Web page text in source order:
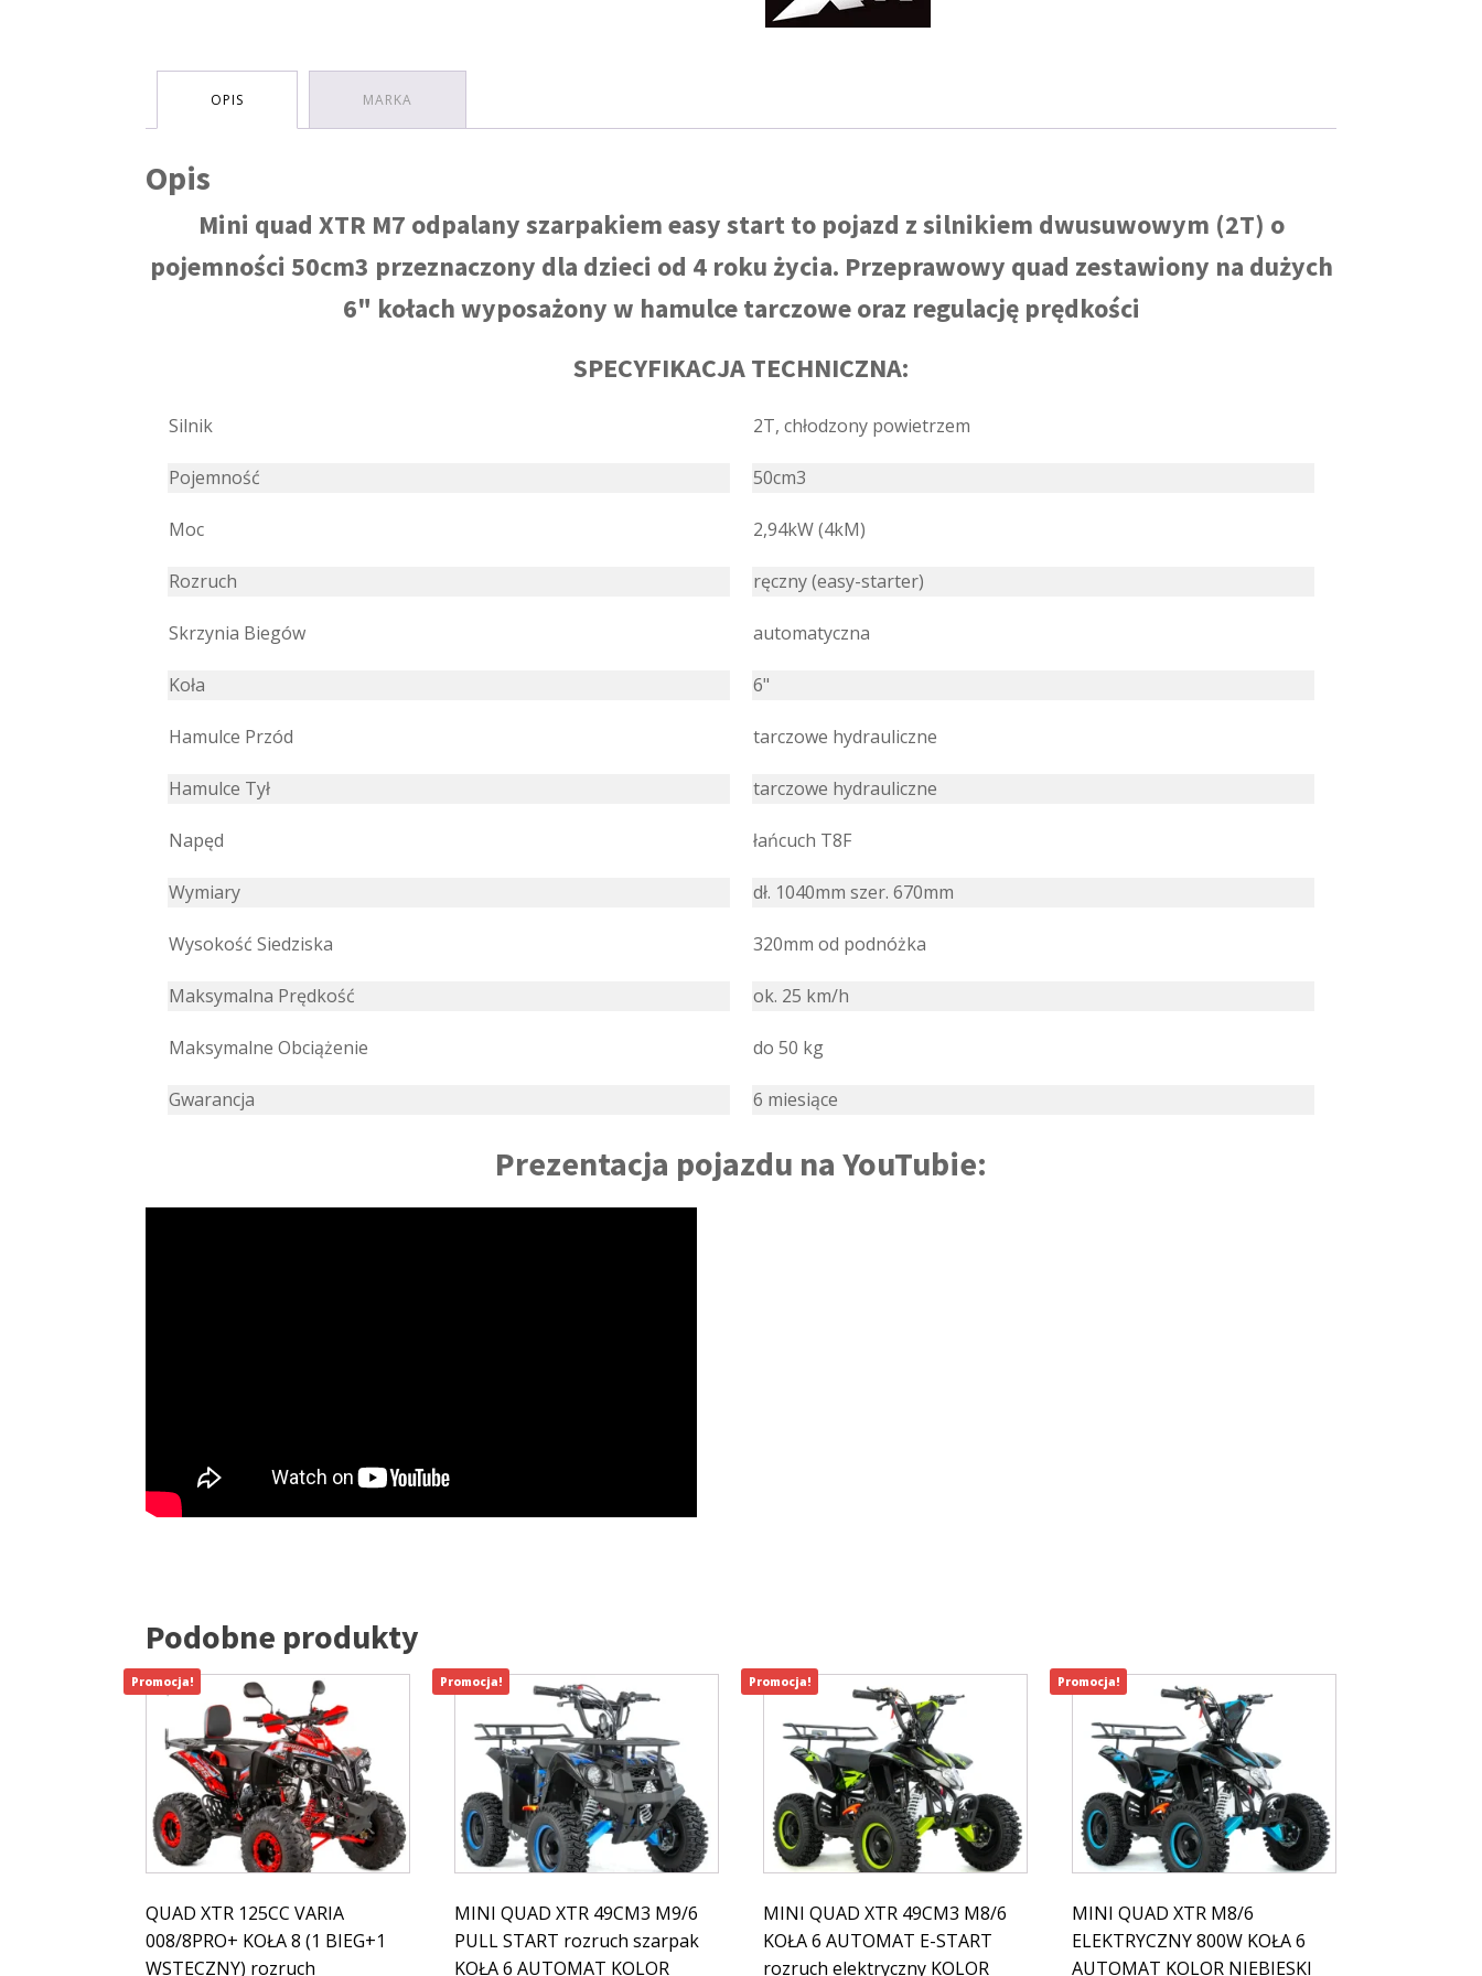
rozruch
szarpak
CZARNO-
OPIS MARKA
Opis
Mini quad XTR M7 odpalany szarpakiem easy start to pojazd z silnikiem dwusuwowym (2T) o
pojemności 50cm3 przeznaczony dla dzieci od 4 roku życia. Przeprawowy quad zestawiony na dużych
6" kołach wyposażony w hamulce tarczowe oraz regulację prędkości
SPECYFIKACJA TECHNICZNA:
Silnik 2T, chłodzony powietrzem
Pojemność 50cm3
Moc 2,94kW (4kM)
Rozruch ręczny (easy-starter)
Skrzynia Biegów automatyczna
Koła 6"
Hamulce Przód tarczowe hydrauliczne
Hamulce Tył tarczowe hydrauliczne
Napęd łańcuch T8F
Wymiary dł. 1040mm szer. 670mm
Wysokość Siedziska 320mm od podnóżka
Maksymalna Prędkość ok. 25 km/h
Maksymalne Obciążenie do 50 kg
Gwarancja 6 miesiące
Prezentacja pojazdu na YouTubie:
Podobne produkty
QUAD XTR 125CC VARIA
008/8PRO+ KOŁA 8 (1 BIEG+1
WSTECZNY) rozruch
Promocja!
MINI QUAD XTR 49CM3 M9/6
PULL START rozruch szarpak
KOŁA 6 AUTOMAT KOLOR
Promocja!
MINI QUAD XTR 49CM3 M8/6
KOŁA 6 AUTOMAT E-START
rozruch elektryczny KOLOR
Promocja!
MINI QUAD XTR M8/6
ELEKTRYCZNY 800W KOŁA 6
AUTOMAT KOLOR NIEBIESKI
Promocja!